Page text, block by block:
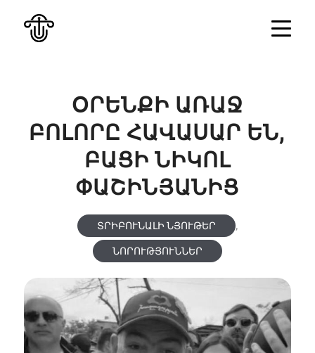
ՕՐԵՆՔԻ ԱՌԱՋ
ԲՈԼՈՐԸ ՀԱՎԱՍԱՐ ԵՆ,
ԲԱՑԻ ՆԻԿՈԼ
ՓԱՇԻՆՅԱՆԻՑ
ՏՐԻԲՈՒՆԱԼԻ ՆՅՈՒԹԵՐ ,
ՆՈՐՈՒԹՅՈՒՆՆԵՐ